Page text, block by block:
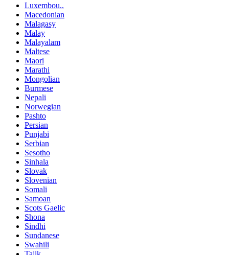
Luxembou..
Macedonian
Malagasy
Malay
Malayalam
Maltese
Maori
Marathi
Mongolian
Burmese
Nepali
Norwegian
Pashto
Persian
Punjabi
Serbian
Sesotho
Sinhala
Slovak
Slovenian
Somali
Samoan
Scots Gaelic
Shona
Sindhi
Sundanese
Swahili